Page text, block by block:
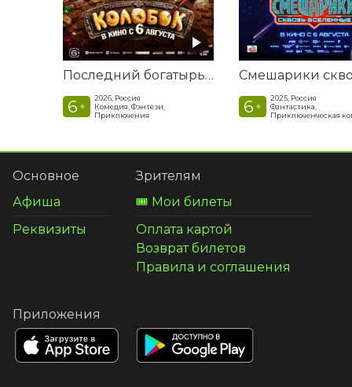
Последний богатырь. Колобок
6 +
2026, Россия
Комедия, Фэнтези,
Приключения
6 +
2025, Россия
Фантастика,
Приключенческая
Основное
Афиша
Реквизиты
Зрителям
🎟️ Мои билеты
Оплата картой
Возврат билетов
Правила и соглашения
Приложения